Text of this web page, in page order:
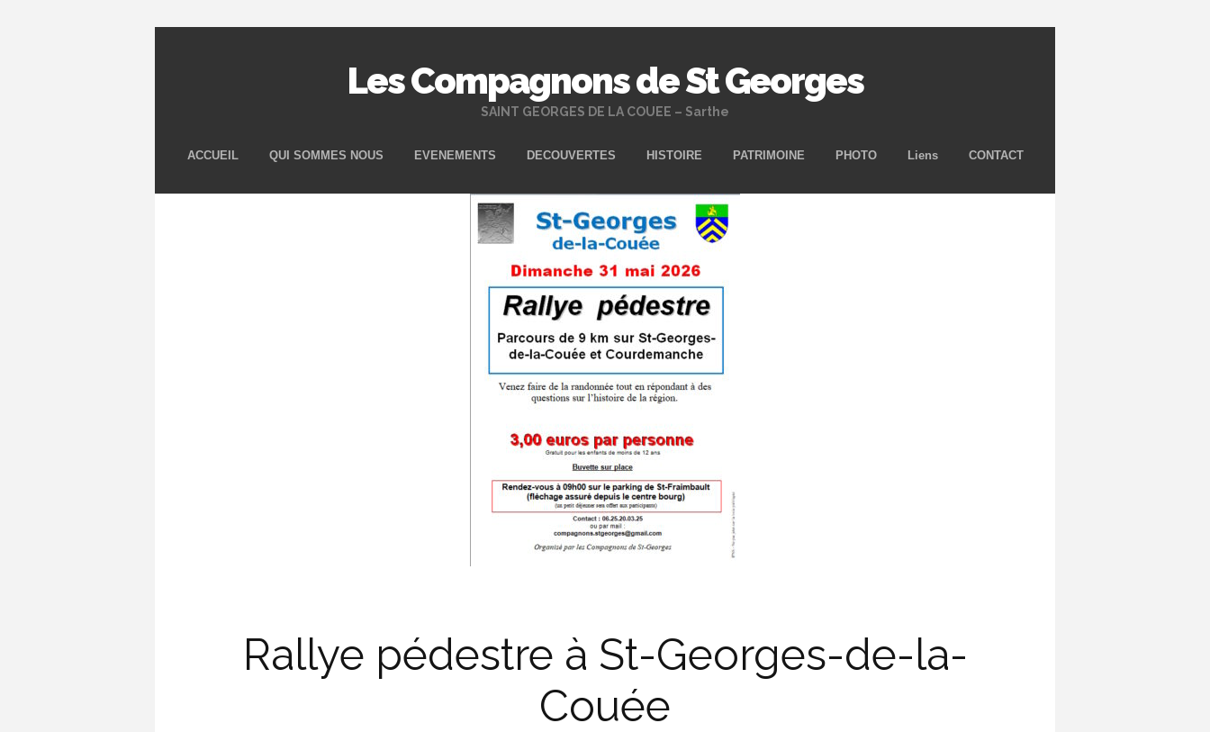
Les Compagnons de St Georges
SAINT GEORGES DE LA COUEE – Sarthe
Aller
principal
ACCUEIL QUI SOMMES NOUS EVENEMENTS DECOUVERTES HISTOIRE PATRIMOINE PHOTO Liens CONTACT
Rallye pédestre à St-Georges-de-la-
Couée